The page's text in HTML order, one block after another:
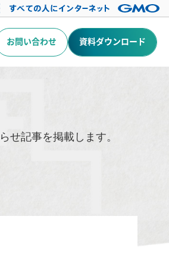
お問い合わせ 資料ダウンロード
せ記事を掲載します。